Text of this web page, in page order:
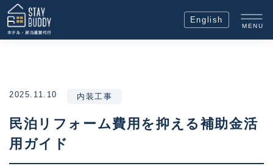
English
MENU
2025.11.10 内装工事
民泊リフォーム費用を抑える補助金活
用ガイド